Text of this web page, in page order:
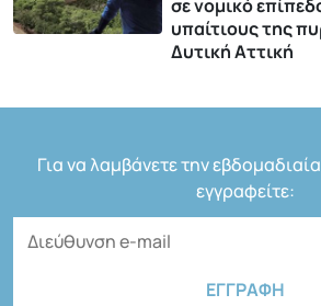
σε νομικό
υπαίτιους της
Δυτική Αττική
Για να λαμβάνετε την
εγγραφείτε: